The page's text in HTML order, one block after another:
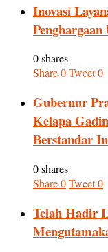
Inovasi
0 shares
Share0Tweet0
Gubernur
Kelapa
Berstandar
0 shares
Share0Tweet0
Telah Hadir